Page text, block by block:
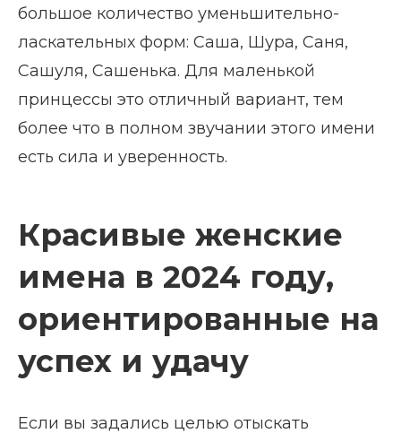
большое количество уменьшительно-
ласкательных форм: Саша, Шура, Саня,
Сашуля, Сашенька. Для маленькой
принцессы это отличный вариант, тем
более что в полном звучании этого имени
есть сила и уверенность.
Красивые женские
имена в 2024 году,
ориентированные на
успех и удачу
Если вы задались целью отыскать